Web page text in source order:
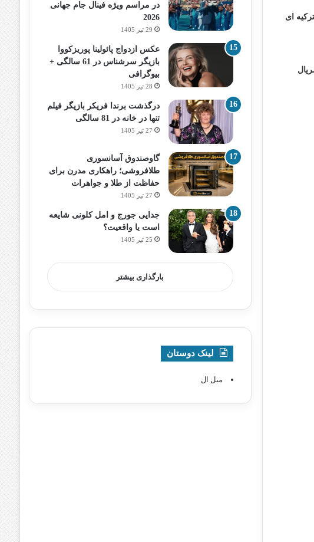
ای
در مراسم ویژه فینال جام جهانی
2026
29 تیر 1405
عکس ازدواج پائولینا پوریزکووا
بازیگر سرشناس در 61 سالگی +
بیوگرافی
28 تیر 1405
درگذشت برندا فریکر بازیگر فیلم
تنها در خانه در 81 سالگی
27 تیر 1405
گاوصندوق آسانسوری
طلافروشی؛ راهکاری مدرن برای
حفاظت از طلا و جواهرات
27 تیر 1405
جدایی جورج و امل کلونی شایعه
است یا واقعیت؟
25 تیر 1405
بارگذاری بیشتر
لینک دوستان
مبل ال